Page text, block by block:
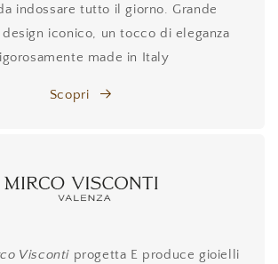
indossare tutto il giorno. Grande
iconico, un tocco di eleganza
made in Italy
Scopri
Visconti progetta E produce gioielli